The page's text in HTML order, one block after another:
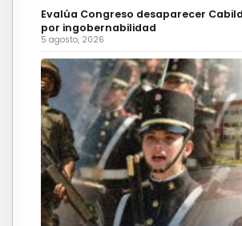
Evalúa Congreso desaparecer
por ingobernabilidad
5 agosto, 2026